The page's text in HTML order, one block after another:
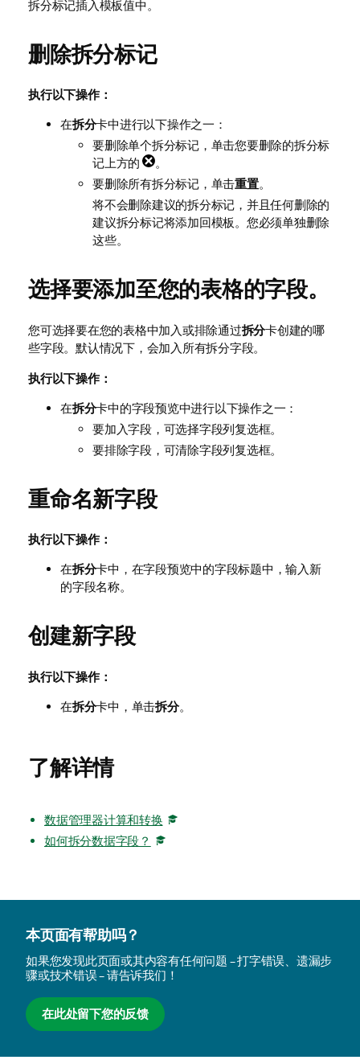
拆分标记插入模板值中。
删除拆分标记
执行以下操作：
在拆分卡中进行以下操作之一：
要删除单个拆分标记，单击您要删除的拆分标
记上方的
。
要删除所有拆分标记，单击重置。
将不会删除建议的拆分标记，并且任何删除的
建议拆分标记将添加回模板。您必须单独删除
这些。
选择要添加至您的表格的字段。
您可选择要在您的表格中加入或排除通过拆分卡创建的哪
些字段。默认情况下，会加入所有拆分字段。
执行以下操作：
在拆分卡中的字段预览中进行以下操作之一：
要加入字段，可选择字段列复选框。
要排除字段，可清除字段列复选框。
重命名新字段
执行以下操作：
在拆分卡中，在字段预览中的字段标题中，输入新
的字段名称。
创建新字段
执行以下操作：
在拆分卡中，单击拆分。
了解详情
数据管理器计算和转换
如何拆分数据字段？
本页面有帮助吗？
如果您发现此页面或其内容有任何问题 – 打字错误、遗漏步
骤或技术错误 – 请告诉我们！
在此处留下您的反馈